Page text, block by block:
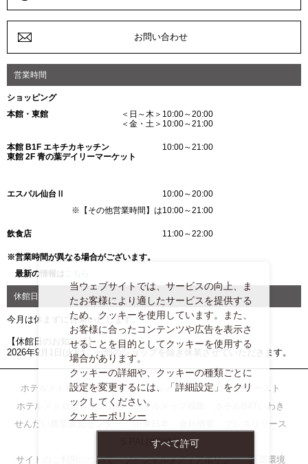
お問い合わせ
営業時間
ショッピング
本館・東館
＜日～木＞10:00～20:00
＜金・土＞10:00～21:00
本館 B1F エキチカキッチン
東館 2F 青の葉デイリーマーケット
10:00～21:00
エスパル仙台Ⅱ
10:00～20:00
※【その他営業時間】は10:00～21:00
飲食店 11:00～22:00
※営業時間が異なる場合がございます。
最新の情報は
休館日
今月は休まずに営業いたします。
【休館日のお知らせ】
2026年9月1日(火)は、一部のショップを除き休業させていただきます。
ホテルメトロポリタン仙台
ホテルメトロポリタン仙台イースト
ホテルメトロポリタン山形
ホテルメッツ福島
ホテルB4Tいわき
せんだい農業園芸センター
JR東日本
プレスリリース
S-PAL採用情報
サイトのご利用について
ソーシャルメディアポリシー 推奨環境
当ウェブサイトでは、サービスの向上、ま
たお客様により適したサービスを提供する
ため、クッキーを使用しています。また、
お客様に合ったコンテンツや広告を表示さ
せることを目的としてクッキーを使用する
場合があります。
クッキーの詳細や、クッキーの種類ごとに
設定を変更するには、「詳細設定」をクリ
ックしてください。
クッキーポリシー
すべて許可